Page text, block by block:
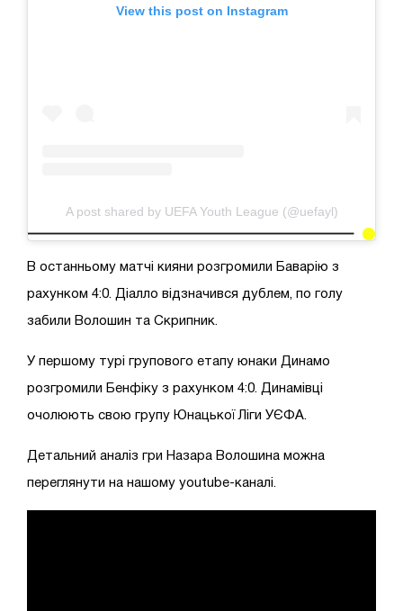
View this post on Instagram
A post shared by UEFA Youth League (@uefayl)
В останньому матчі кияни розгромили Баварію з
рахунком 4:0. Діалло відзначився дублем, по голу
забили Волошин та Скрипник.
У першому турі групового етапу юнаки Динамо
розгромили Бенфіку з рахунком 4:0. Динамівці
очолюють свою групу Юнацької Ліги УЄФА.
Детальний аналіз гри Назара Волошина можна
переглянути на нашому youtube-каналі.